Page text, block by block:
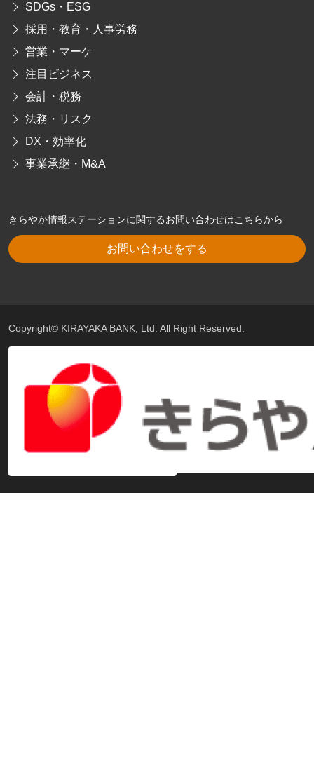
SDGs・ESG
採用・教育・人事労務
営業・マーケ
注目ビジネス
会計・税務
法務・リスク
DX・効率化
事業承継・M&A
きらやか情報ステーションに関するお問い合わせはこちらから
お問い合わせをする
Copyright© KIRAYAKA BANK, Ltd. All Right Reserved.